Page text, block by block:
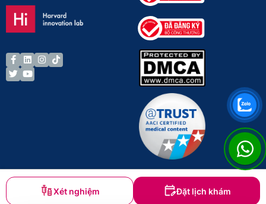
Xét nghiệm Đặt lịch khám
Bản quyền © Docosan 2023